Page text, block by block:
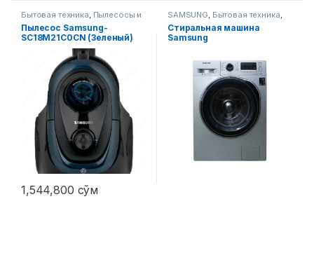
Бытовая техника, Пылесосы и
аксессуары
Пылесос Samsung-
SC18M21C0CN (Зеленый)
1,544,800 сўм
SAMSUNG, Бытовая техника,
Стиральные машины
Стиральная машина
Samsung